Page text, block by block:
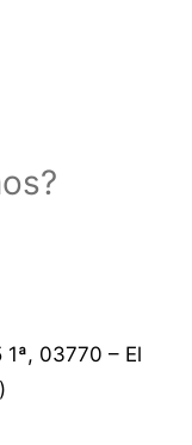
03770 – El